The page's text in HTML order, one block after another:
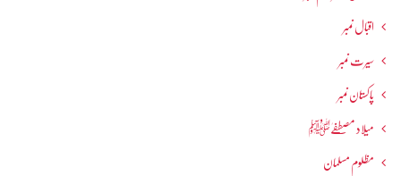
اقبال نمبر
سیرت نمبر
پاکستان نمبر
میلاد مصطفےٰﷺ
مظلوم مسلمان